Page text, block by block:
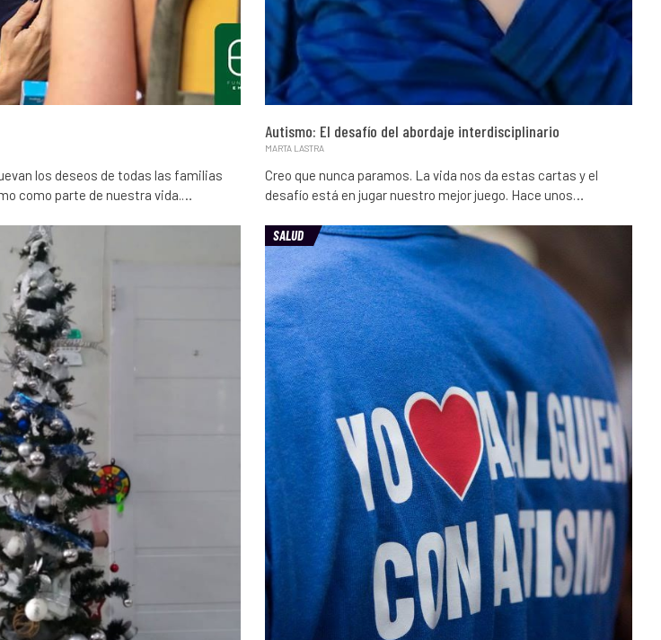
los deseos de todas las familias
como parte de nuestra vida.…
Autismo: El desafío del abordaje interdisciplinario
MARTA LASTRA
Creo que nunca paramos. La vida nos da estas cartas y el
desafío está en jugar nuestro mejor juego. Hace unos…
SALUD